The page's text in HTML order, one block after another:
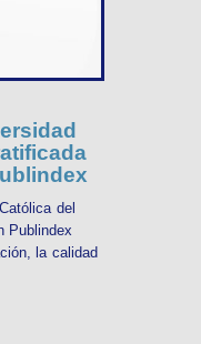
del
Publindex
la calidad